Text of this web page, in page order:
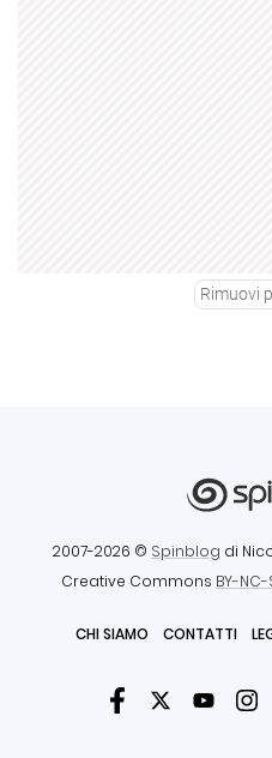
Rimuovi
2007-2026 © Spinblog di
Creative Commons BY-NC-
CHI SIAMO CONTATTI